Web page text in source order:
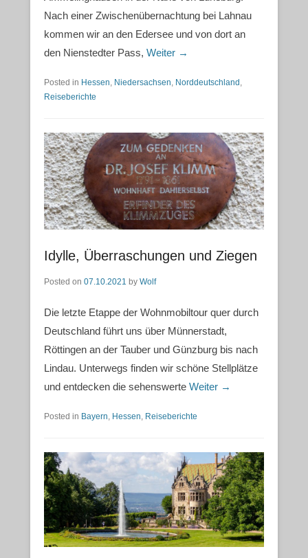
Nach einer Zwischenübernachtung bei Lahnau
kommen wir an den Edersee und von dort an
den Nienstedter Pass, Weiter →
Posted in Hessen Niedersachsen Norddeutschland
Reiseberichte
Idylle, Überraschungen und Ziegen
Posted on 07.10.2021 by Wolf
Die letzte Etappe der Wohnmobiltour quer durch
Deutschland führt uns über Münnerstadt,
Röttingen an der Tauber und Günzburg bis nach
Lindau. Unterwegs finden wir schöne Stellplätze
und entdecken die sehenswerte Weiter →
Posted in Bayern, Hessen, Reiseberichte